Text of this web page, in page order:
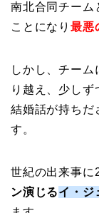
南北合同チーム
ことになり 最悪
しかし、チー
り越え、少し
結婚話が持ちだ
す。
世紀の出来事に
ン演じるイ・ジ